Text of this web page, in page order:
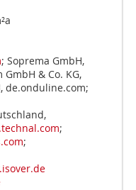
; Soprema GmbH,
& Co. KG,
de.onduline.com;
;
;